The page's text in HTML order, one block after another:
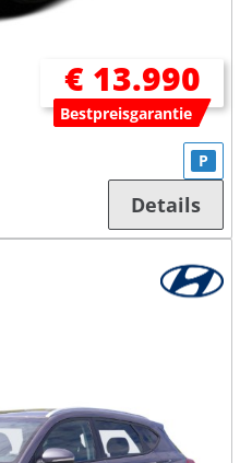
€ 13.990
Bestpreisgarantie
P
Details